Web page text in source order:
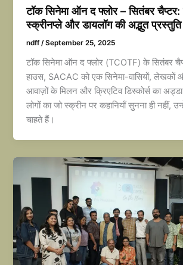
टॉक सिनेमा ऑन द फ्लोर – सितंबर
स्क्रीनप्ले और डायलॉग की अद्भुत प्रस्तुति
ndff/September 25, 2025
टॉक सिनेमा ऑन द फ्लोर (TCOTF) के सितंबर
हाउस, SACAC को एक सिनेमा-वासियों, लेखकों
आवाज़ों के मिलन और क्रिएटिव डिस्कोर्स का
लोगों का जो स्क्रीन पर कहानियाँ सुनना ही नहीं,
चाहते हैं।